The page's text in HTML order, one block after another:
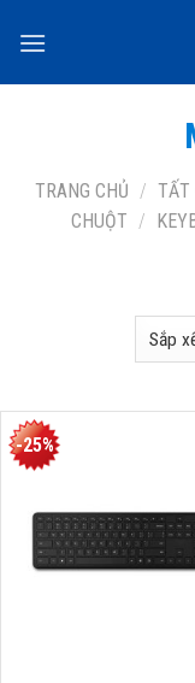
TRANG CHỦ / TẤT
CHUỘT /
-25%